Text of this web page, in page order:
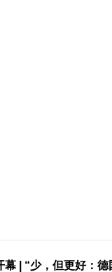
幕 | “少，但更好：